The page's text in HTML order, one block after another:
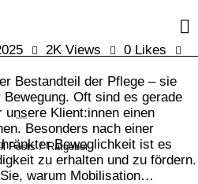
Ratgeber
Posts Ratgeber
2K Views 0 Likes
Bestandteil der Pflege – sie
Oft sind es gerade
Klient:innen einen
Besonders nach einer
Beweglichkeit ist es
zu erhalten und zu fördern.
warum Mobilisation…